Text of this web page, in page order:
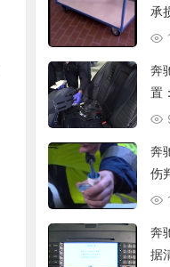
承
复
奔
置
燃
奔
伤
复
奔
据